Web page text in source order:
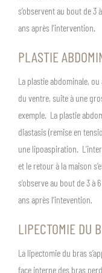
s’observent au bout de 3
ans après l’intervention.
PLASTIE
La plastie abdominale,
du ventre, suite à une
exemple. La plastie
diastasis (remise en
une lipoaspiration.
et le retour à la maison
s’observe au bout de 3 à
ans après l’intevention.
LIPECTOMIE DU
La lipectomie du bras
face interne des bras